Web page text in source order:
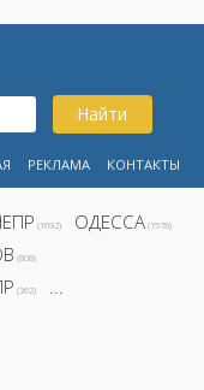
Найти
РЕКЛАМА КОНТАКТЫ
(1692) ОДЕССА (1578)
(808)
(362) ...